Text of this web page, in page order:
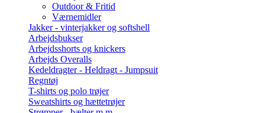
Outdoor & Fritid
Værnemidler
Jakker - vinterjakker og softshell
Arbejdsbukser
Arbejdsshorts og knickers
Arbejds Overalls
Kedeldragter - Heldragt - Jumpsuit
Regntøj
T-shirts og polo trøjer
Sweatshirts og hættetrøjer